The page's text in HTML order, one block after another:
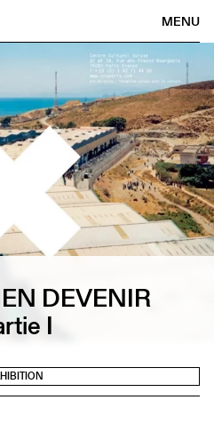
MENU
DEVENIR
I